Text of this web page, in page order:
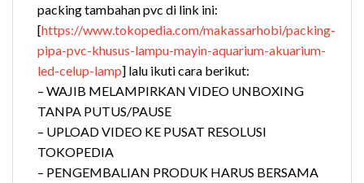
packing tambahan pvc di link ini:
[https://www.tokopedia.com/makassarhobi/packing-
pipa-pvc-khusus-lampu-mayin-aquarium-akuarium-
led-celup-lamp] lalu ikuti cara berikut:
– WAJIB MELAMPIRKAN VIDEO UNBOXING
TANPA PUTUS/PAUSE
– UPLOAD VIDEO KE PUSAT RESOLUSI
TOKOPEDIA
– PENGEMBALIAN PRODUK HARUS BERSAMA